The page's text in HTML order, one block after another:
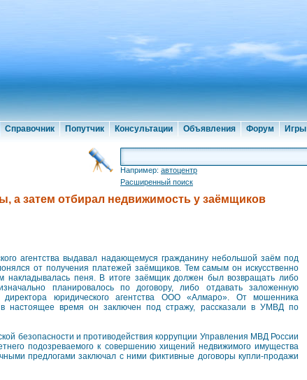
Справочник Попутчик Консультации Объявления Форум Игры
Например: автоцентр
Расширенный поиск
а затем отбирал недвижимость у заёмщиков
агентства выдавал надающемуся гражданину небольшой заём под
от получения платежей заёмщиков. Тем самым он искусственно
накладывалась пеня. В итоге заёмщик должен был возвращать либо
планировалось по договору, либо отдавать заложенную
директора юридического агентства ООО «Алмаро». От мошенника
настоящее время он заключен под стражу, рассказали в УМВД по
безопасности и противодействия коррупции Управления МВД России
подозреваемого к совершению хищений недвижимого имущества
предлогами заключал с ними фиктивные договоры купли-продажи